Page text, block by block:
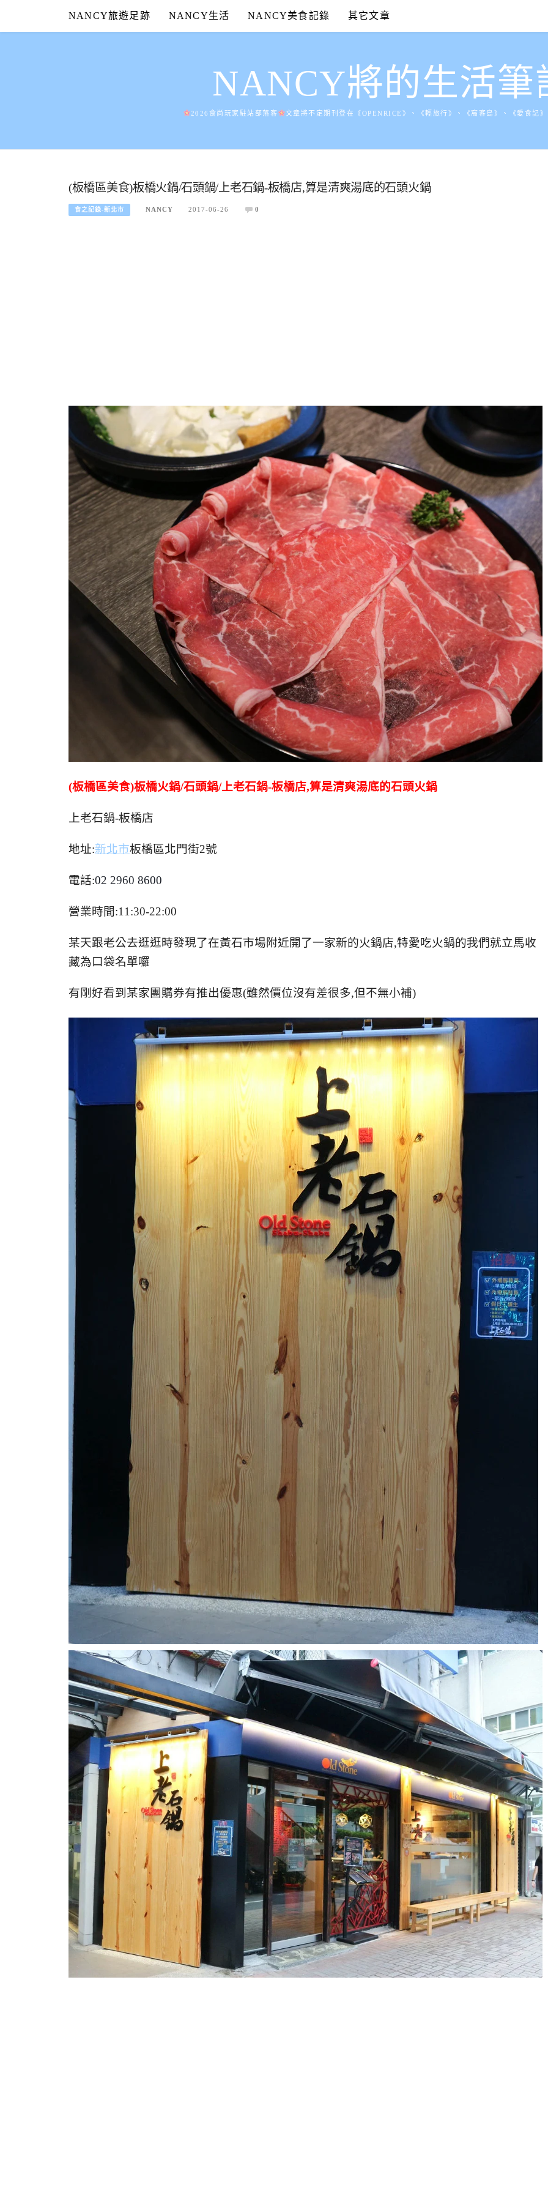
content
NANCY旅遊足跡 NANCY生活 NANCY美食記錄 其它文章
NANCY將的生活筆
2026食尚玩家駐站部落客 文章將不定期刊登在《OPENRICE》、《輕旅行》、《窩客島》、《愛食記
(板橋區美食)板橋火鍋/石頭鍋/上老石鍋-板橋店,算是清爽湯底的石頭火鍋
食之記錄-新北市 NANCY 2017-06-26 0
(板橋區美食)板橋火鍋/石頭鍋/上老石鍋-板橋店,算是清爽湯底的石頭火鍋
上老石鍋-板橋店
地址:新北市板橋區北門街2號
電話:02 2960 8600
營業時間:11:30-22:00
某天跟老公去逛逛時發現了在黃石市場附近開了一家新的火鍋店,特愛吃火鍋的我們就立馬收
藏為口袋名單囉
有剛好看到某家團購券有推出優惠(雖然價位沒有差很多,但不無小補)